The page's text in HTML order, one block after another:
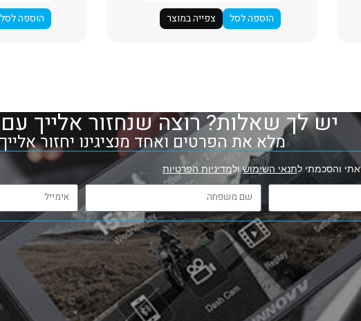
הוספה לסל צפייה במוצר הוספה לסל
יש לך שאלות? רוצה שנחזור אלייך
מלא את הפרטים ואחד מנציגינו יחזור אלייך תוך
והסכמתי לתנאי השימושולמדיניות הפרטיות